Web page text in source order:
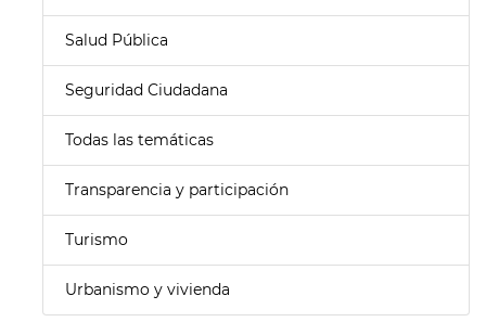
Salud Pública
Seguridad Ciudadana
Todas las temáticas
Transparencia y participación
Turismo
Urbanismo y vivienda